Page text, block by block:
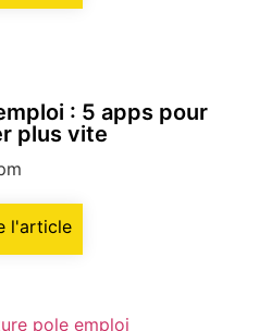
: 5 apps pour
plus vite
l'article